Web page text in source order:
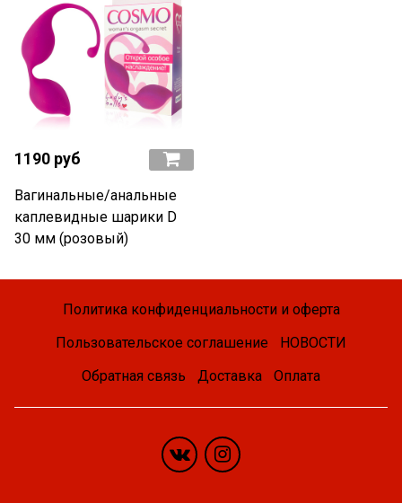
1190 руб
Вагинальные/анальные
каплевидные шарики D
30 мм (розовый)
Политика конфиденциальности и оферта
Пользовательское соглашение
НОВОСТИ
Обратная связь
Доставка Оплата